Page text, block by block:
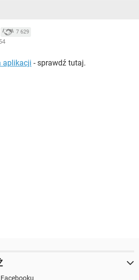
7 629
aplikacji - sprawdź tutaj.